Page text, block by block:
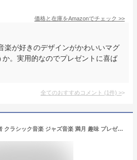
価格と在庫をAmazonでチェック >>
楽が好きのデザインがかわいいマグ
。実用的なのでプレゼントに喜ば
全てのおすすめコメント (1件) >
ピアニスト ピアノ奏者 クラシック音楽 ジャズ音楽 満月 趣味 プレゼント クール ピアノ好き 音楽好き Tシャツ